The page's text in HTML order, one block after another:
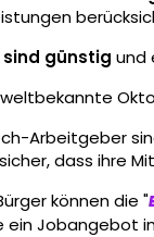
günstig und
weltbekannte
Arbeitgeber
dass ihre
können die "
ein Jobangebot